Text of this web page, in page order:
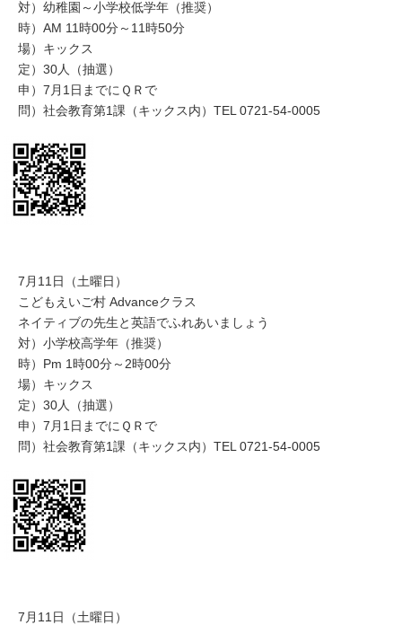
対）幼稚園～小学校低学年（推奨）
時）AM 11時00分～11時50分
場）キックス
定）30人（抽選）
申）7月1日までにＱＲで
問）社会教育第1課（キックス内）TEL 0721-54-0005
7月11日（土曜日）
こどもえいご村 Advanceクラス
ネイティブの先生と英語でふれあいましょう
対）小学校高学年（推奨）
時）Pm 1時00分～2時00分
場）キックス
定）30人（抽選）
申）7月1日までにＱＲで
問）社会教育第1課（キックス内）TEL 0721-54-0005
7月11日（土曜日）